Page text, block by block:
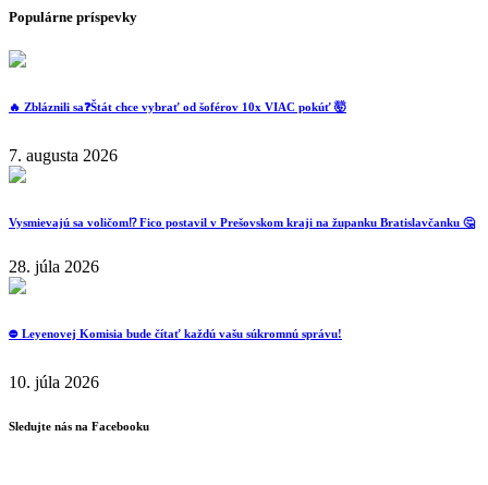
Populárne príspevky
🔥 Zbláznili sa❓️Štát chce vybrať od šoférov 10x VIAC pokúť 🤯
7. augusta 2026
Vysmievajú sa voličom⁉️ Fico postavil v Prešovskom kraji na županku Bratislavčanku 🤔
28. júla 2026
⛔️ Leyenovej Komisia bude čítať každú vašu súkromnú správu!
10. júla 2026
Sledujte nás na Facebooku